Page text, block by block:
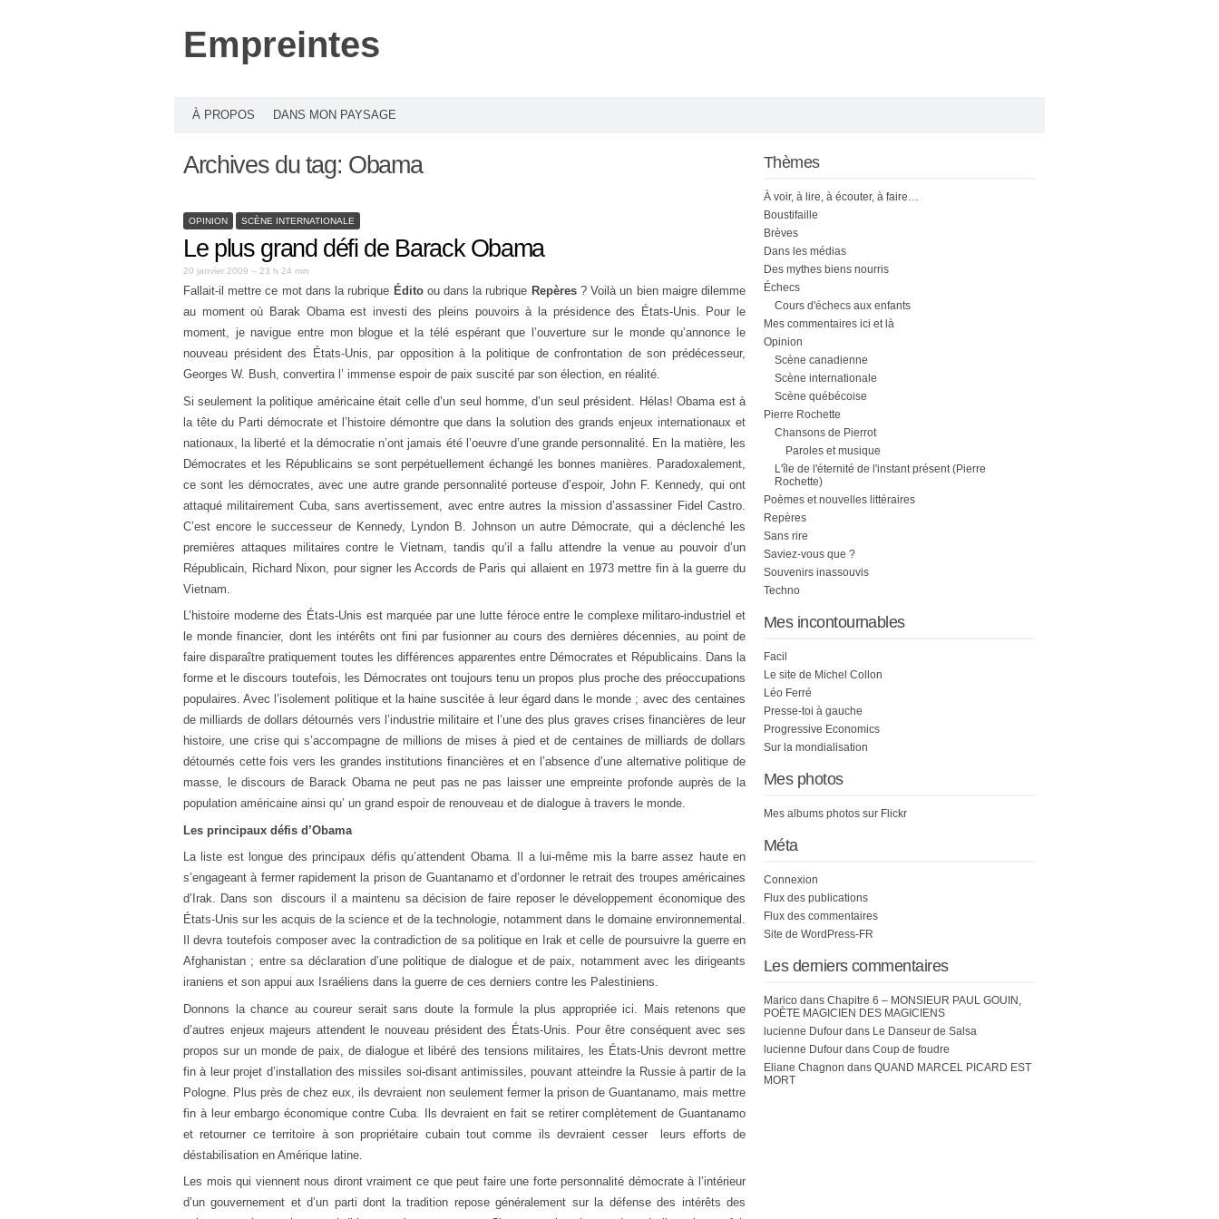
Empreintes
À PROPOS DANS MON PAYSAGE
Archives du tag: Obama
OPINION SCÈNE INTERNATIONALE
Le plus grand défi de Barack Obama
20 janvier 2009 – 23 h 24 min
Fallait-il mettre ce mot dans la rubrique Éditoou dans la rubrique Repères? Voilà un bien maigre dilemme
au moment où Barak Obama est investi des pleins pouvoirs à la présidence des États-Unis. Pour le
moment, je navigue entre mon blogue et la télé espérant que l’ouverture sur le monde qu’annonce le
nouveau président des États-Unis, par opposition à la politique de confrontation de son prédécesseur,
Georges W. Bush, convertira l’ immense espoir de paix suscité par son élection, en réalité.
Si seulement la politique américaine était celle d’un seul homme, d’un seul président. Hélas! Obama est à
la tête du Parti démocrate et l’histoire démontre que dans la solution des grands enjeux internationaux et
nationaux, la liberté et la démocratie n’ont jamais été l’oeuvre d’une grande personnalité. En la matière, les
Démocrates et les Républicains se sont perpétuellement échangé les bonnes manières. Paradoxalement,
ce sont les démocrates, avec une autre grande personnalité porteuse d’espoir, John F. Kennedy, qui ont
attaqué militairement Cuba, sans avertissement, avec entre autres la mission d’assassiner Fidel Castro.
C’est encore le successeur de Kennedy, Lyndon B. Johnson un autre Démocrate, qui a déclenché les
premières attaques militaires contre le Vietnam, tandis qu’il a fallu attendre la venue au pouvoir d’un
Républicain, Richard Nixon, pour signer les Accords de Paris qui allaient en 1973 mettre fin à la guerre du
Vietnam.
L’histoire moderne des États-Unis est marquée par une lutte féroce entre le complexe militaro-industriel et
le monde financier, dont les intérêts ont fini par fusionner au cours des dernières décennies, au point de
faire disparaître pratiquement toutes les différences apparentes entre Démocrates et Républicains. Dans la
forme et le discours toutefois, les Démocrates ont toujours tenu un propos plus proche des préoccupations
populaires. Avec l’isolement politique et la haine suscitée à leur égard dans le monde ; avec des centaines
de milliards de dollars détournés vers l’industrie militaire et l’une des plus graves crises financières de leur
histoire, une crise qui s’accompagne de millions de mises à pied et de centaines de milliards de dollars
détournés cette fois vers les grandes institutions financières et en l’absence d’une alternative politique de
masse, le discours de Barack Obama ne peut pas ne pas laisser une empreinte profonde auprès de la
population américaine ainsi qu’ un grand espoir de renouveau et de dialogue à travers le monde.
Les principaux défis d’Obama
La liste est longue des principaux défis qu’attendent Obama. Il a lui-même mis la barre assez haute en
s’engageant à fermer rapidement la prison de Guantanamo et d’ordonner le retrait des troupes américaines
d’Irak. Dans son discours il a maintenu sa décision de faire reposer le développement économique des
États-Unis sur les acquis de la science et de la technologie, notamment dans le domaine environnemental.
Il devra toutefois composer avec la contradiction de sa politique en Irak et celle de poursuivre la guerre en
Afghanistan ; entre sa déclaration d’une politique de dialogue et de paix, notamment avec les dirigeants
iraniens et son appui aux Israéliens dans la guerre de ces derniers contre les Palestiniens.
Donnons la chance au coureur serait sans doute la formule la plus appropriée ici. Mais retenons que
d’autres enjeux majeurs attendent le nouveau président des États-Unis. Pour être conséquent avec ses
propos sur un monde de paix, de dialogue et libéré des tensions militaires, les États-Unis devront mettre
fin à leur projet d’installation des missiles soi-disant antimissiles, pouvant atteindre la Russie à partir de la
Pologne. Plus près de chez eux, ils devraient non seulement fermer la prison de Guantanamo, mais mettre
fin à leur embargo économique contre Cuba. Ils devraient en fait se retirer complètement de Guantanamo
et retourner ce territoire à son propriétaire cubain tout comme ils devraient cesser leurs efforts de
déstabilisation en Amérique latine.
Les mois qui viennent nous diront vraiment ce que peut faire une forte personnalité démocrate à l’intérieur
d’un gouvernement et d’un parti dont la tradition repose généralement sur la défense des intérêts des
Thèmes
À voir, à lire, à écouter, à faire…
Boustifaille
Brèves
Dans les médias
Des mythes biens nourris
Échecs
Cours d'échecs aux enfants
Mes commentaires ici et là
Opinion
Scène canadienne
Scène internationale
Scène québécoise
Pierre Rochette
Chansons de Pierrot
Paroles et musique
L'île de l'éternité de l'instant présent (Pierre
Rochette)
Poèmes et nouvelles littéraires
Repères
Sans rire
Saviez-vous que ?
Souvenirs inassouvis
Techno
Mes incontournables
Facil
Le site de Michel Collon
Léo Ferré
Presse-toi à gauche
Progressive Economics
Sur la mondialisation
Mes photos
Mes albums photos sur Flickr
Méta
Connexion
Flux des publications
Flux des commentaires
Site de WordPress-FR
Les derniers commentaires
Marico dans Chapitre 6 – MONSIEUR PAUL GOUIN,
POÈTE MAGICIEN DES MAGICIENS
lucienne Dufour dans Le Danseur de Salsa
lucienne Dufour dans Coup de foudre
Eliane Chagnon dans QUAND MARCEL PICARD EST
MORT